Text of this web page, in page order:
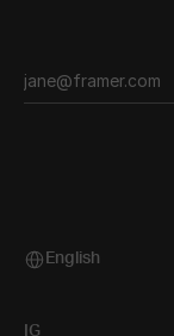
Select Language
English
IG